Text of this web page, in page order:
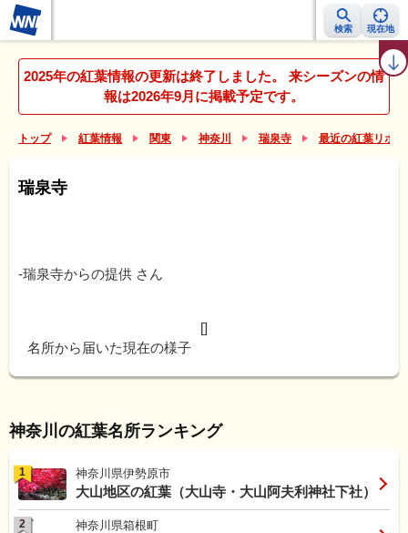
検索 現在地
紅葉レーダー 紅葉ニュース 京都 見頃カレンダー 名所ランキング
2025年の紅葉情報の更新は終了しました。 来シーズンの情
報は2026年9月に掲載予定です。
トップ 紅葉情報 関東 神奈川 瑞泉寺 最近の紅葉リポ
瑞泉寺
-瑞泉寺からの提供 さん
[]
名所から届いた現在の様子
神奈川の紅葉名所ランキング
1 神奈川県伊勢原市
大山地区の紅葉（大山寺・大山阿夫利神社下社）
2 神奈川県箱根町